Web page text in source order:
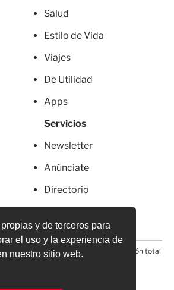
y de terceros para
el uso y la experiencia de
nuestro sitio web.
Salud
Estilo de Vida
Viajes
De Utilidad
Apps
Servicios
Newsletter
Anúnciate
Directorio
reservados. Prohibida la reproducción total
cualquier medio electrónico*